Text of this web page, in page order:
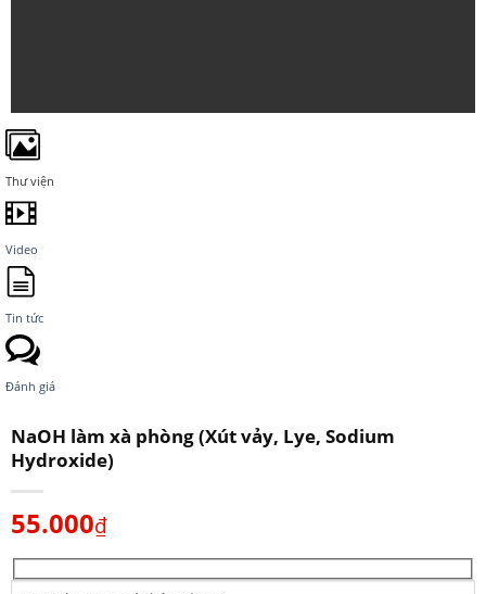
Thư viện
Video
Tin tức
Đánh giá
NaOH làm xà phòng (Xút vảy, Lye, Sodium
Hydroxide)
55.000₫